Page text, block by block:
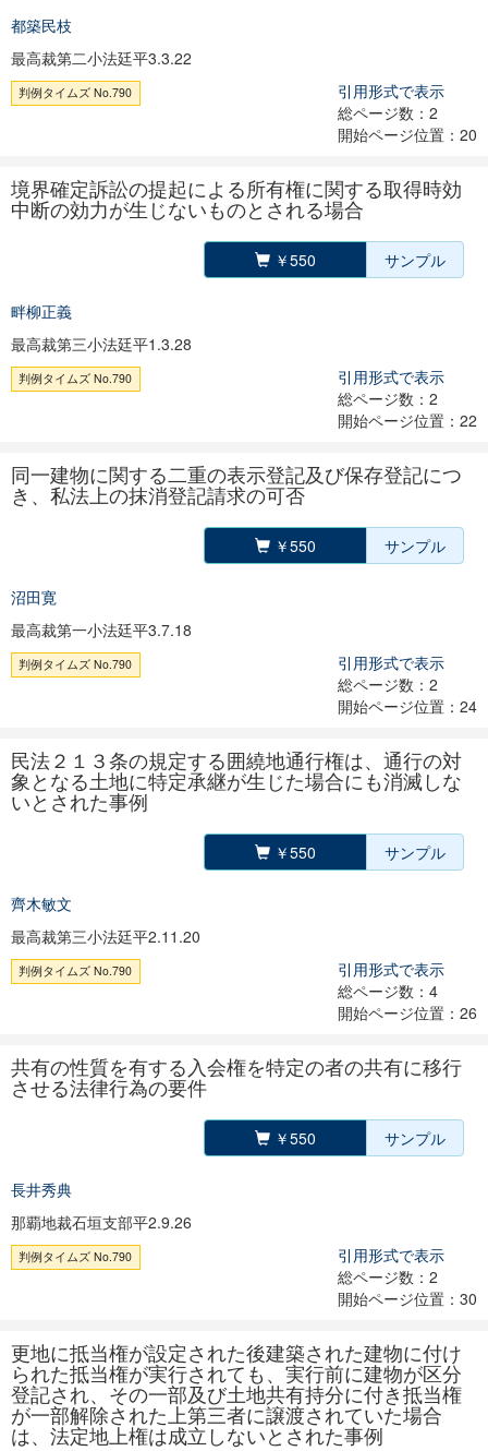
都築民枝
最高裁第二小法廷平3.3.22
判例タイムズ No.790
引用形式で表示
総ページ数：2
開始ページ位置：20
境界確定訴訟の提起による所有権に関する取得時効
中断の効力が生じないものとされる場合
￥550 サンプル
畔柳正義
最高裁第三小法廷平1.3.28
判例タイムズ No.790
引用形式で表示
総ページ数：2
開始ページ位置：22
同一建物に関する二重の表示登記及び保存登記につ
き、私法上の抹消登記請求の可否
￥550 サンプル
沼田寛
最高裁第一小法廷平3.7.18
判例タイムズ No.790
引用形式で表示
総ページ数：2
開始ページ位置：24
民法２１３条の規定する囲繞地通行権は、通行の対
象となる土地に特定承継が生じた場合にも消滅しな
いとされた事例
￥550 サンプル
齊木敏文
最高裁第三小法廷平2.11.20
判例タイムズ No.790
引用形式で表示
総ページ数：4
開始ページ位置：26
共有の性質を有する入会権を特定の者の共有に移行
させる法律行為の要件
￥550 サンプル
長井秀典
那覇地裁石垣支部平2.9.26
判例タイムズ No.790
引用形式で表示
総ページ数：2
開始ページ位置：30
更地に抵当権が設定された後建築された建物に付け
られた抵当権が実行されても、実行前に建物が区分
登記され、その一部及び土地共有持分に付き抵当権
が一部解除された上第三者に譲渡されていた場合
は、法定地上権は成立しないとされた事例